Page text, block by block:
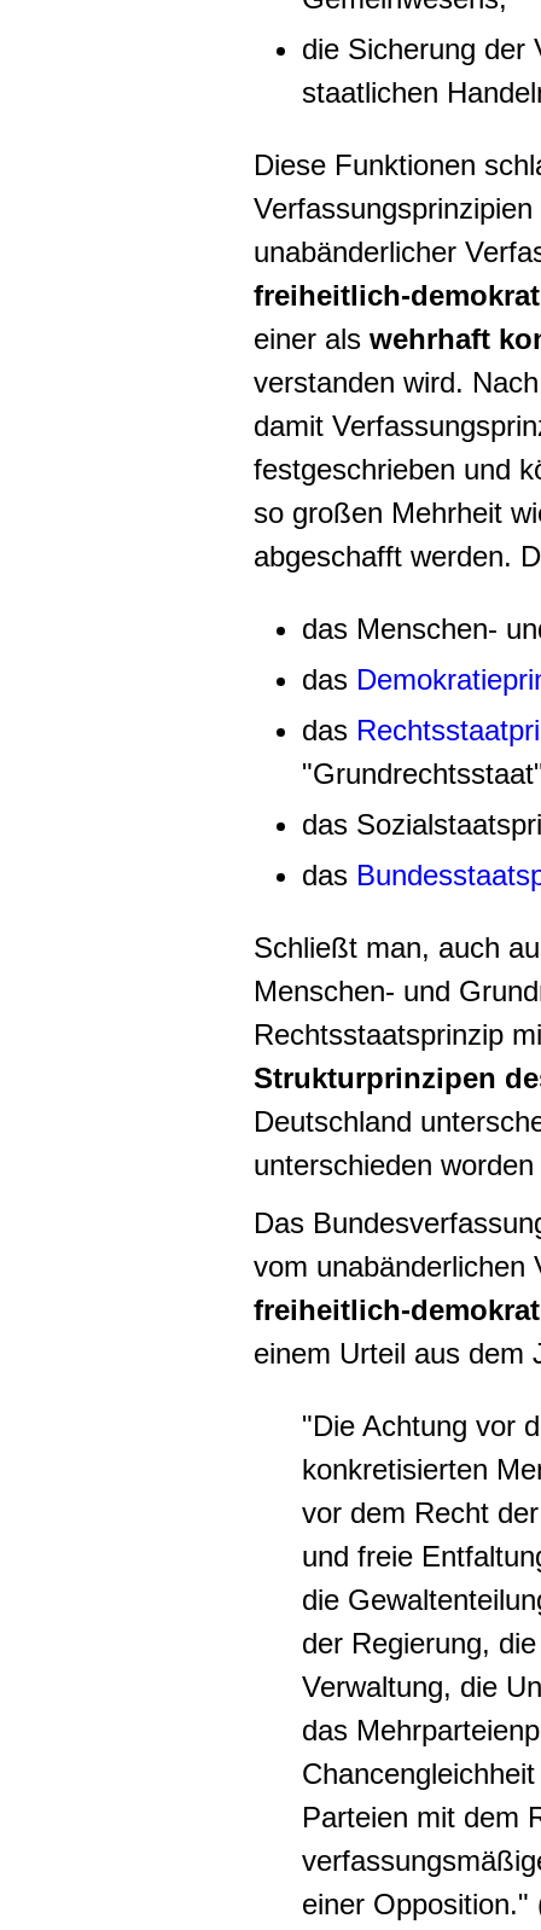
die Sicherung der
staatlichen
Diese Funktionen
unabänderlicher
freiheitlich-
einer als wehrhaft
verstanden wird.
damit
festgeschrieben und
so großen Mehrheit
abgeschafft werden.
das Menschen-
das
das
das
das
Schließt man, auch
Menschen- und
Rechtsstaatsprinzip
Strukturprinzipen
Deutschland
unterschieden
Das
vom unabänderlichen
freiheitlich-
einem Urteil aus dem
"Die Achtung vor
konkretisierten
vor dem Recht
und freie
die
der Regierung,
Verwaltung, die
das
Parteien mit dem
einer Opposition."